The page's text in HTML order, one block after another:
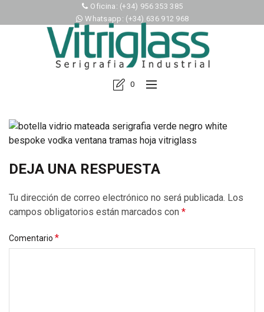
Oficina: (+34) 956 353 385
Whatsapp: (+34) 636 912 968
0
DEJA UNA RESPUESTA
Tu dirección de correo electrónico no será publicada. Los
campos obligatorios están marcados con *
Comentario *